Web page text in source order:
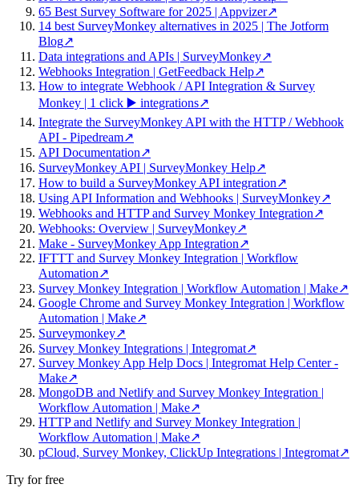
65 Best Survey Software for 2025 | Appvizer↗
14 best SurveyMonkey alternatives in 2025 | The Jotform
Blog↗
Data integrations and APIs | SurveyMonkey↗
Webhooks Integration | GetFeedback Help↗
How to integrate Webhook / API Integration & Survey
Monkey | 1 click ▶️ integrations↗
Integrate the SurveyMonkey API with the HTTP / Webhook
API - Pipedream↗
API Documentation↗
SurveyMonkey API | SurveyMonkey Help↗
How to build a SurveyMonkey API integration↗
Using API Information and Webhooks | SurveyMonkey↗
Webhooks and HTTP and Survey Monkey Integration↗
Webhooks: Overview | SurveyMonkey↗
Make - SurveyMonkey App Integration↗
IFTTT and Survey Monkey Integration | Workflow
Automation↗
Survey Monkey Integration | Workflow Automation | Make↗
Google Chrome and Survey Monkey Integration | Workflow
Automation | Make↗
Surveymonkey↗
Survey Monkey Integrations | Integromat↗
Survey Monkey App Help Docs | Integromat Help Center -
Make↗
MongoDB and Netlify and Survey Monkey Integration |
Workflow Automation | Make↗
HTTP and Netlify and Survey Monkey Integration |
Workflow Automation | Make↗
pCloud, Survey Monkey, ClickUp Integrations | Integromat↗
Try for free